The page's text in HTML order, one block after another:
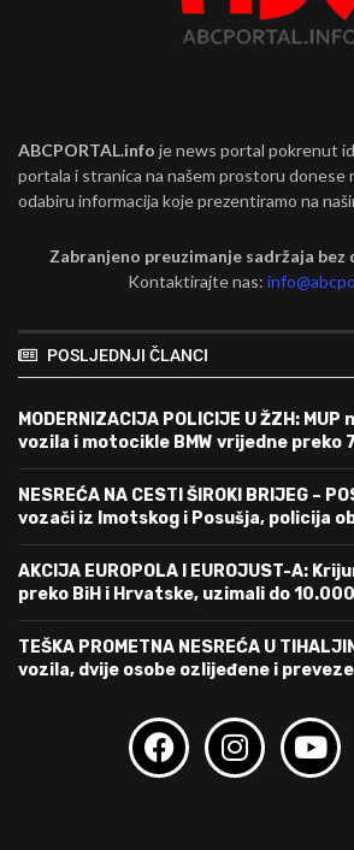
ABCPORTAL.info je news portal pokrenut
portala i stranica na našem prostoru
odabiru informacija koje prezentiramo na
Zabranjeno preuzimanje sadržaja bez
Kontaktirajte nas:
POSLJEDNJI ČLANCI
MODERNIZACIJA POLICIJE U ŽZH:
vozila i motocikle BMW vrijedne preko
NESREĆA NA CESTI ŠIROKI BRIJEG –
vozači iz Imotskog i Posušja, policija
AKCIJA EUROPOLA I EUROJUST-A:
preko BiH i Hrvatske, uzimali do
TEŠKA PROMETNA NESREĆA U
vozila, dvije osobe ozlijeđene i